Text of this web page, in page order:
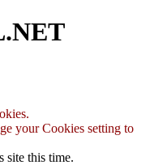
your Cookies setting to
site this time.